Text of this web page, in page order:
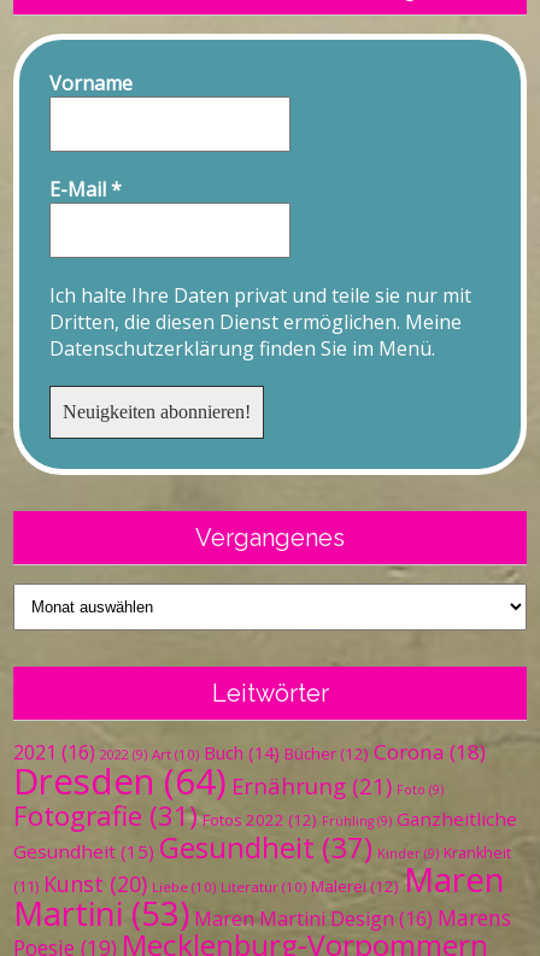
Vorname
E-Mail*
Ich halte Ihre Daten privat und teile sie nur mit
Dritten, die diesen Dienst ermöglichen. Meine
Datenschutzerklärung finden Sie im Menü.
Vergangenes
Vergangenes
Leitwörter
2021 (16) 2022 (9) Art (10) Buch (14) Bücher (12) Corona (18)
Dresden (64) Ernährung (21) Foto (9)
Fotografie (31) Fotos 2022 (12) Frühling (9) Ganzheitliche
Gesundheit (15) Gesundheit (37) Kinder (9) Krankheit
(11) Kunst (20) Liebe (10) Literatur (10) Malerei (12) Maren
Martini (53) Maren Martini Design (16) Marens
Poesie (19) Mecklenburg-Vorpommern